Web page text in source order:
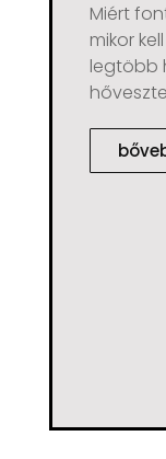
Miért
mikor
legtöbb